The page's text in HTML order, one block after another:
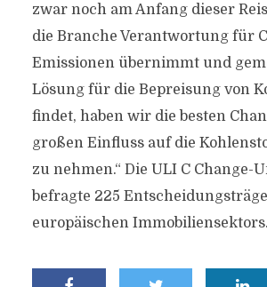
zwar noch am Anfang dieser
die Branche Verantwortung für
Emissionen übernimmt und
Lösung für die Bepreisung von
findet, haben wir die besten
großen Einfluss auf die
zu nehmen.“ Die ULI C Change-
befragte 225
europäischen Immobiliensektors.